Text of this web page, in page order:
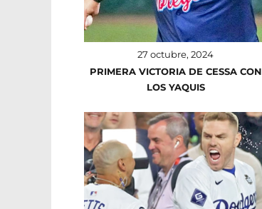
27 octubre, 2024
PRIMERA VICTORIA DE CESSA CON
LOS YAQUIS